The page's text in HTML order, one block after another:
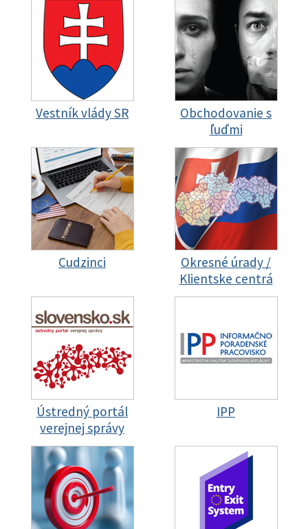
Vestník vlády SR
Obchodovanie s
ľuďmi
Cudzinci
Okresné úrady /
Klientske centrá
Ústredný portál
verejnej správy
IPP